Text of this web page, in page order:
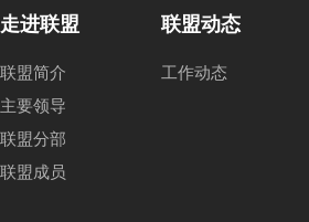
走进联盟
联盟简介
主要领导
联盟分部
联盟成员
联盟动态
工作动态